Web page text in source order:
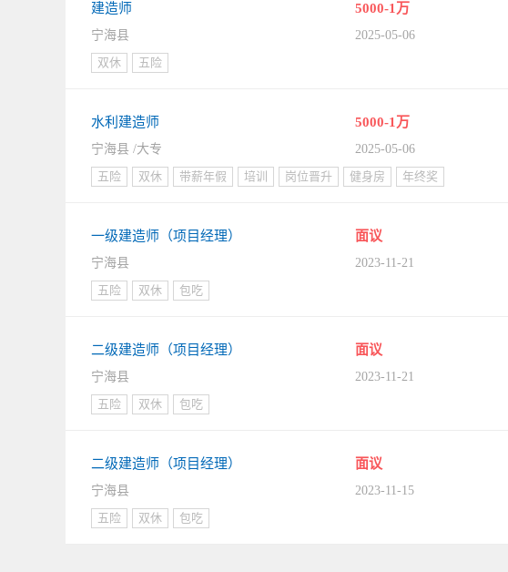
建造师 5000-1万
宁海县 2025-05-06
双休
五险
水利建造师 5000-1万
宁海县 /大专 2025-05-06
五险
双休 带薪年假 培训 岗位晋升 健身房 年终奖
一级建造师（项目经理） 面议
宁海县 2023-11-21
五险
双休 包吃
二级建造师（项目经理） 面议
宁海县 2023-11-21
五险
双休 包吃
二级建造师（项目经理） 面议
宁海县 2023-11-15
五险
双休 包吃